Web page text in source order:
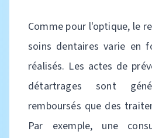
Comme pour l'optique, le
soins dentaires varie en
réalisés. Les actes de
détartrages sont
remboursés que des
Par exemple, une